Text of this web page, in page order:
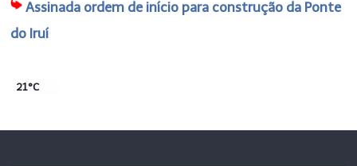
Assinada ordem de início para construção da Ponte
do Iruí
21°C